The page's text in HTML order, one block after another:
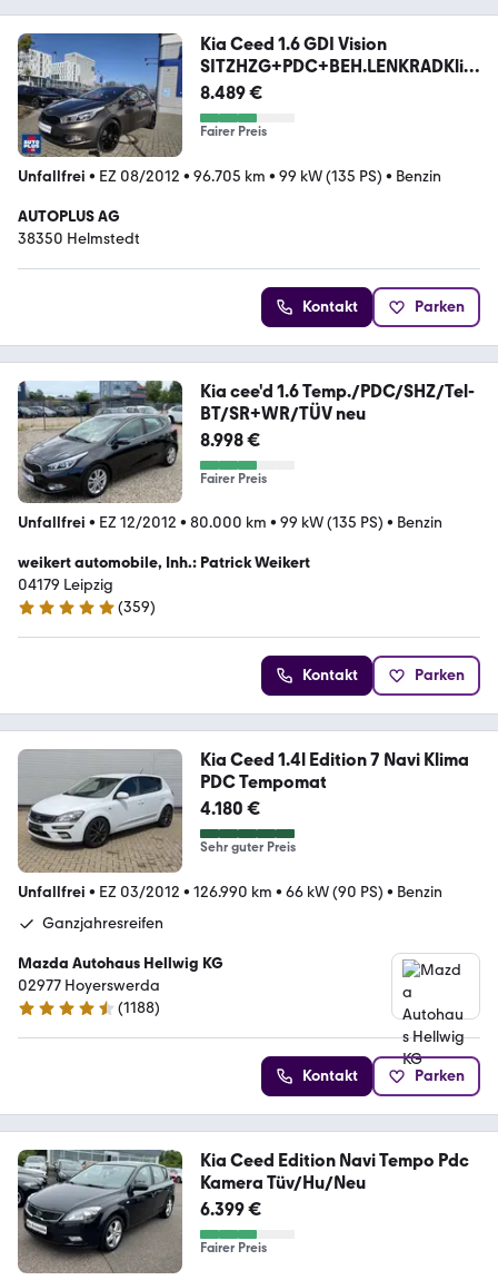
Kia Ceed 1.6 GDI Vision
SITZHZG+PDC+BEH.LENKRADKlim
a
8.489 €
Fairer Preis
Unfallfrei • EZ 08/2012 • 96.705 km • 99 kW (135 PS) • Benzin
AUTOPLUS AG
38350 Helmstedt
Kontakt Parken
Kia cee'd 1.6 Temp./PDC/SHZ/Tel-
BT/SR+WR/TÜV neu
8.998 €
Fairer Preis
Unfallfrei • EZ 12/2012 • 80.000 km • 99 kW (135 PS) • Benzin
weikert automobile, Inh.: Patrick Weikert
04179 Leipzig
4.9 Sterne
(359)
Kontakt Parken
Kia Ceed 1.4l Edition 7 Navi Klima
PDC Tempomat
4.180 €
Sehr guter Preis
Unfallfrei • EZ 03/2012 • 126.990 km • 66 kW (90 PS) • Benzin
Ganzjahresreifen
Mazda Autohaus Hellwig KG
02977 Hoyerswerda
4.7 Sterne
(1188)
Kontakt Parken
Kia Ceed Edition Navi Tempo Pdc
Kamera Tüv/Hu/Neu
6.399 €
Fairer Preis